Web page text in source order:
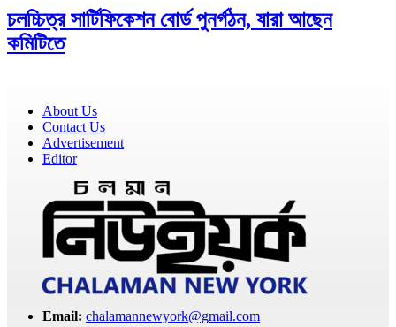
চলচ্চিত্র সার্টিফিকেশন বোর্ড পুনর্গঠন, যারা আছেন
কমিটিতে
About Us
Contact Us
Advertisement
Editor
Email: chalamannewyork@gmail.com